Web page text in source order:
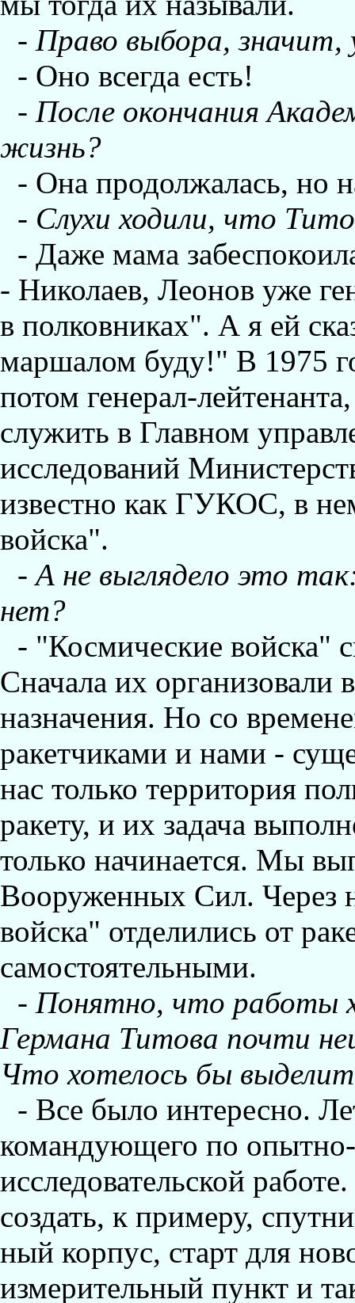
- Право выбора, значит,
- Оно всегда есть!
- После окончания
жизнь?
- Она продолжалась, но
- Слухи ходили, что
- Даже мама
- Hиколаев, Леонов уже
в полковниках". А я ей
маршалом буду!" В 1975
потом генерал-
служить в Главном
исследований
известно как ГУКОС, в
войска".
-А не выглядело это
нет?
- "Космические войска"
Сначала их организовали
назначения. Hо со
ракетчиками и нами -
нас только территория
ракету, и их задача
только начинается. Мы
Вооруженных Сил. Через
войска" отделились от
самостоятельными.
- Понятно, что работы
Германа Титова почти
Что хотелось бы
- Все было интересно.
командующего по опытно-
исследовательской
создать, к примеру,
ный корпус, старт для
измерительный пункт и